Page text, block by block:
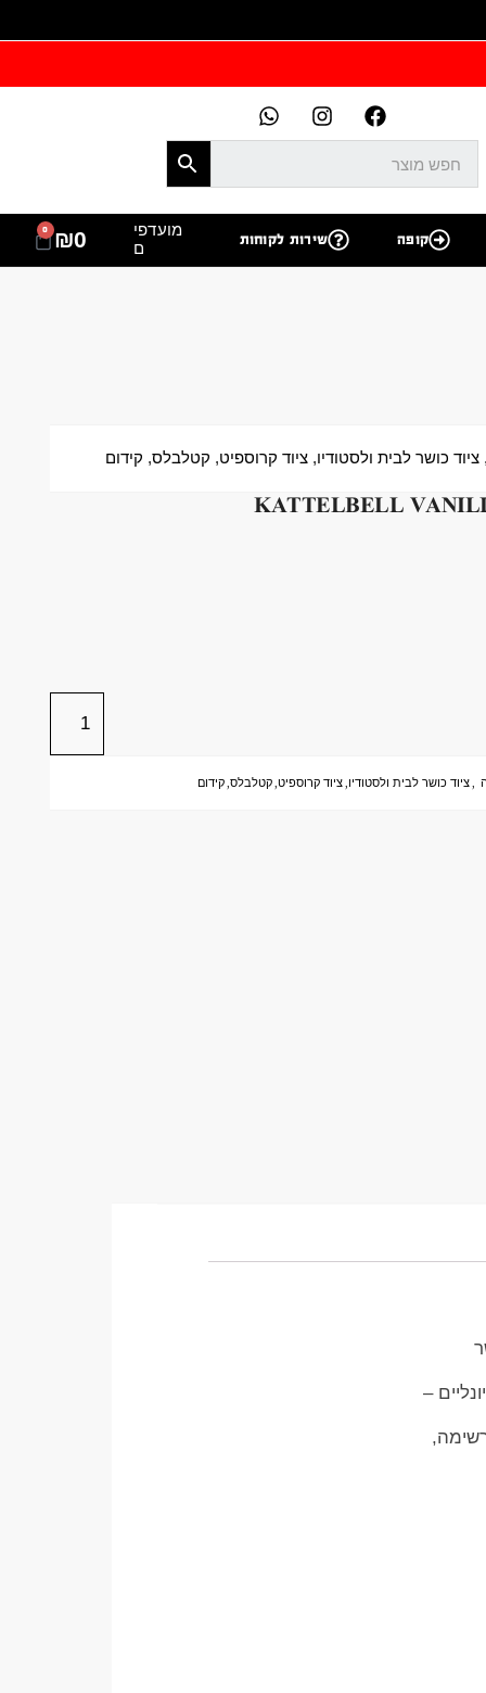
קופה שירות לקוחות
מועדפי
ם
₪0
0
ציוד כושר לבית ולסטודיו,ציוד קרוספיט, קטלבלס, קידום
,ציוד כושר לבית ולסטודיו,ציוד קרוספיט,קטלבלס,קידום
–